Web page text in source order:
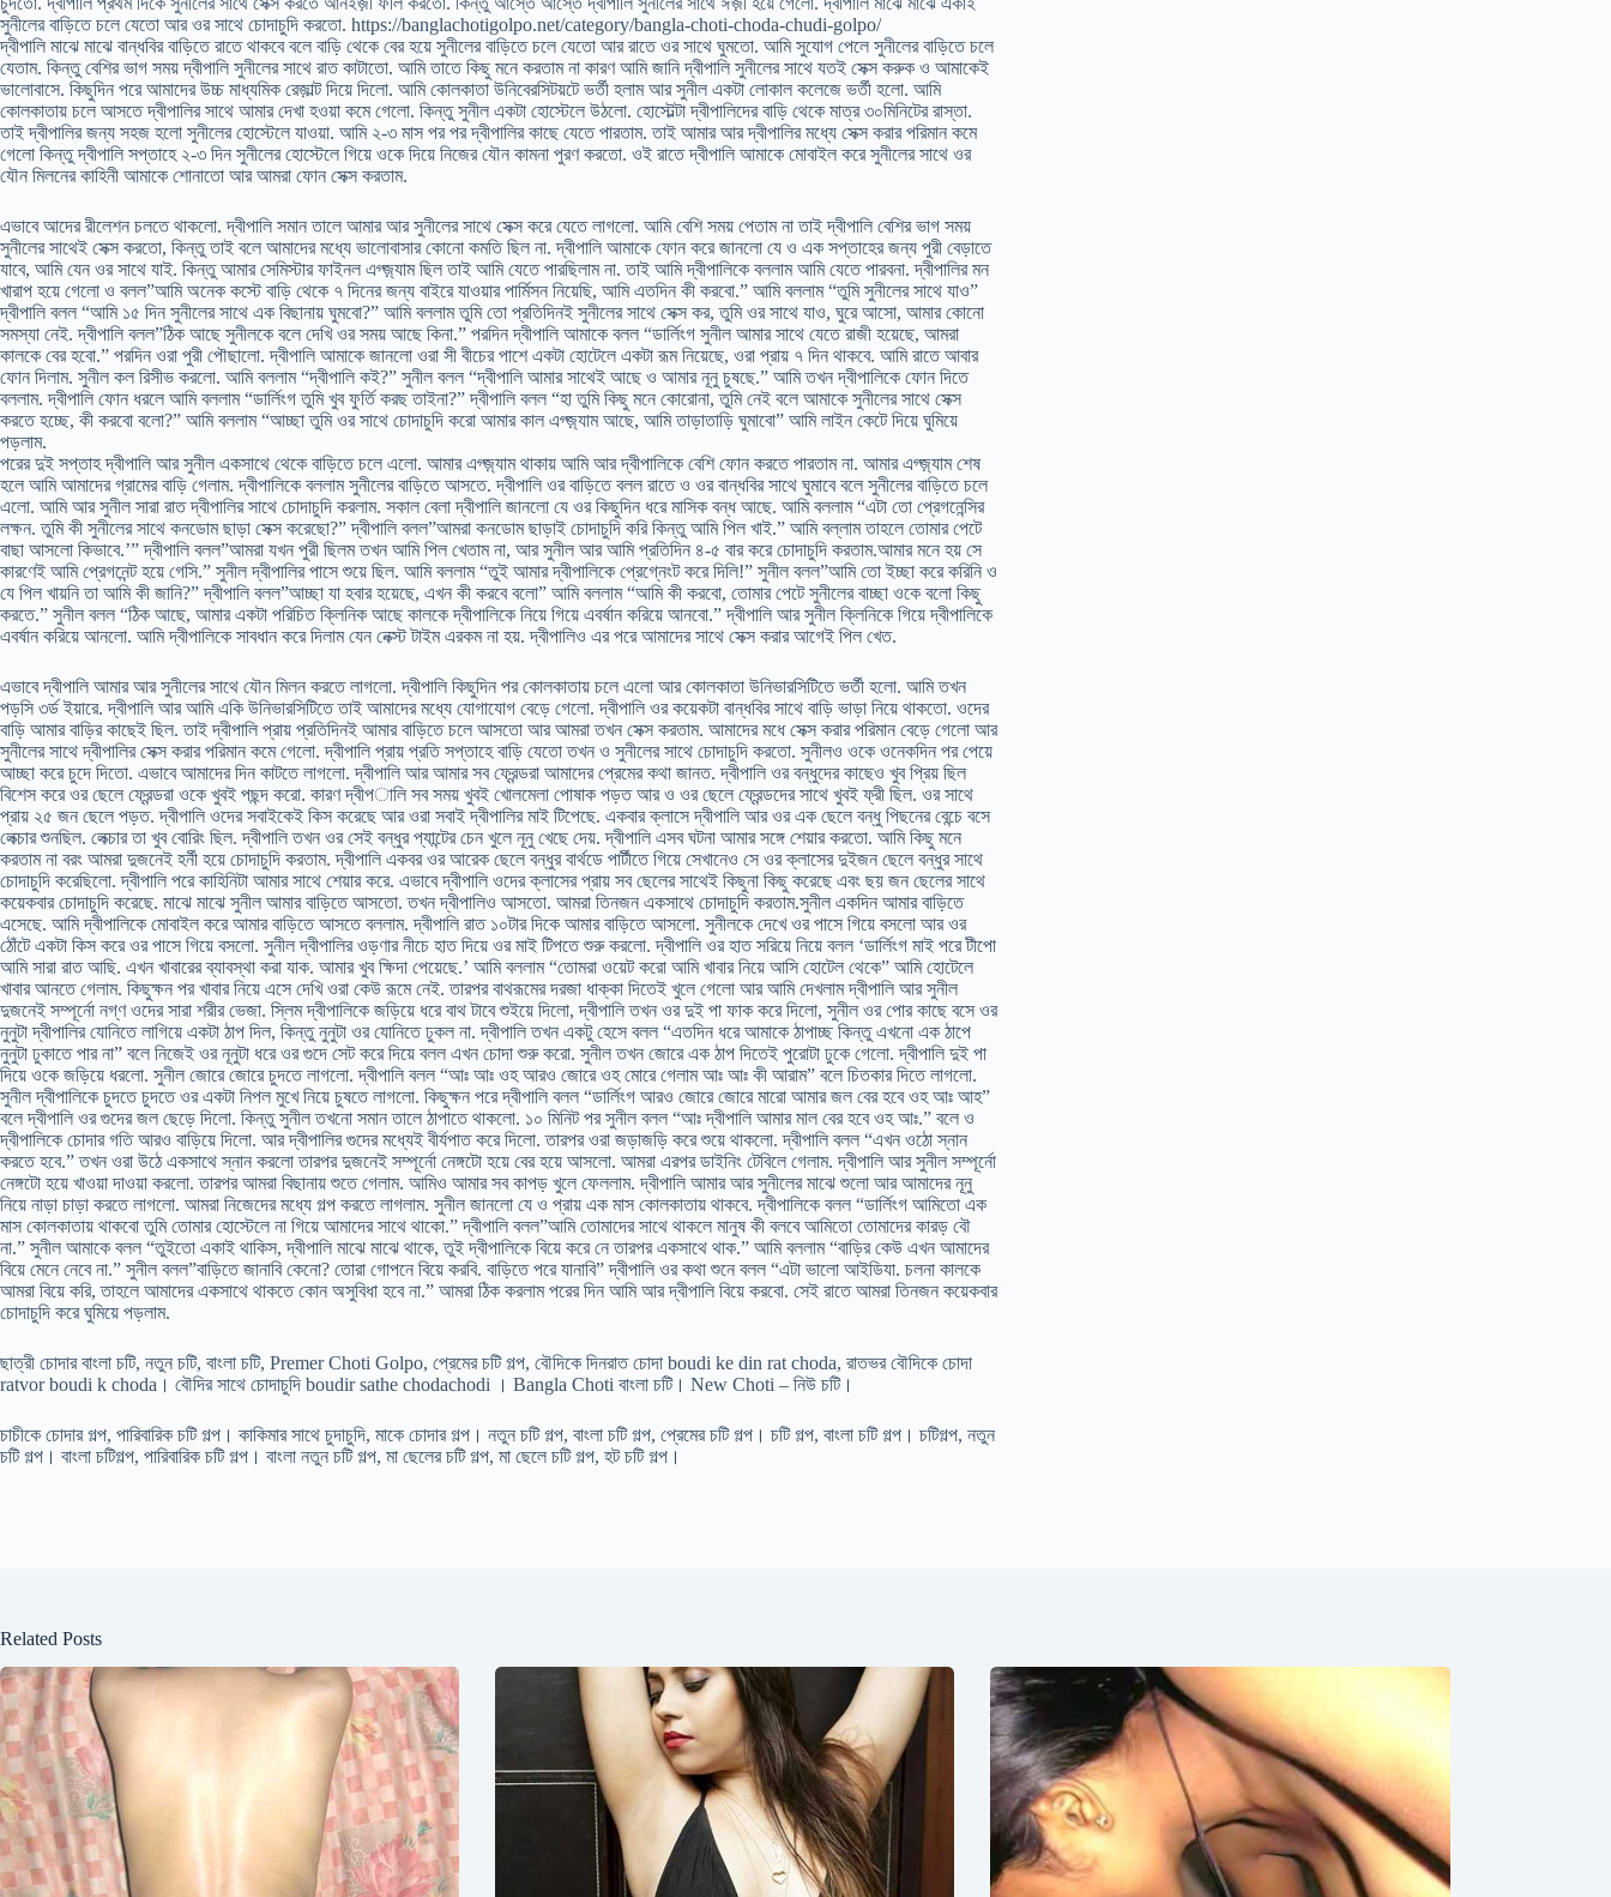
সুনীলের বাড়িতে চলে যেতো আর ওর সাথে চোদাচুদি করতো. https://banglachotigolpo.net/category/bangla-choti-choda-chudi-golpo/
দ্বীপালি মাঝে মাঝে বান্ধবির বাড়িতে রাতে থাকবে বলে বাড়ি থেকে বের হয়ে সুনীলের বাড়িতে চলে যেতো আর রাতে ওর সাথে ঘুমতো. আমি সুযোগ পেলে সুনীলের বাড়িতে চলে
যেতাম. কিন্তু বেশির ভাগ সময় দ্বীপালি সুনীলের সাথে রাত কাটাতো. আমি তাতে কিছু মনে করতাম না কারণ আমি জানি দ্বীপালি সুনীলের সাথে যতই সেক্স করুক ও আমাকেই
ভালোবাসে. কিছুদিন পরে আমাদের উচ্চ মাধ্যমিক রেজ়াল্ট দিয়ে দিলো. আমি কোলকাতা উনিবেরসিটয়টে ভর্তী হলাম আর সুনীল একটা লোকাল কলেজে ভর্তী হলো. আমি
কোলকাতায় চলে আসতে দ্বীপালির সাথে আমার দেখা হওয়া কমে গেলো. কিন্তু সুনীল একটা হোস্টেলে উঠলো. হোস্টেল্টা দ্বীপালিদের বাড়ি থেকে মাত্র ৩০মিনিটের রাস্তা.
তাই দ্বীপালির জন্য সহজ হলো সুনীলের হোস্টেলে যাওয়া. আমি ২-৩ মাস পর পর দ্বীপালির কাছে যেতে পারতাম. তাই আমার আর দ্বীপালির মধ্যে সেক্স করার পরিমান কমে
গেলো কিন্তু দ্বীপালি সপ্তাহে ২-৩ দিন সুনীলের হোস্টেলে গিয়ে ওকে দিয়ে নিজের যৌন কামনা পুরণ করতো. ওই রাতে দ্বীপালি আমাকে মোবাইল করে সুনীলের সাথে ওর
যৌন মিলনের কাহিনী আমাকে শোনাতো আর আমরা ফোন সেক্স করতাম.
এভাবে আদের রীলেশন চলতে থাকলো. দ্বীপালি সমান তালে আমার আর সুনীলের সাথে সেক্স করে যেতে লাগলো. আমি বেশি সময় পেতাম না তাই দ্বীপালি বেশির ভাগ সময়
সুনীলের সাথেই সেক্স করতো, কিন্তু তাই বলে আমাদের মধ্যে ভালোবাসার কোনো কমতি ছিল না. দ্বীপালি আমাকে ফোন করে জানলো যে ও এক সপ্তাহের জন্য পুরী বেড়াতে
যাবে, আমি যেন ওর সাথে যাই. কিন্তু আমার সেমিস্টার ফাইনল এগ্জ়্যাম ছিল তাই আমি যেতে পারছিলাম না. তাই আমি দ্বীপালিকে বললাম আমি যেতে পারবনা. দ্বীপালির মন
খারাপ হয়ে গেলো ও বলল”আমি অনেক কস্টে বাড়ি থেকে ৭ দিনের জন্য বাইরে যাওয়ার পার্মিসন নিয়েছি, আমি এতদিন কী করবো.” আমি বললাম “তুমি সুনীলের সাথে যাও”
দ্বীপালি বলল “আমি ১৫ দিন সুনীলের সাথে এক বিছানায় ঘুমবো?” আমি বললাম তুমি তো প্রতিদিনই সুনীলের সাথে সেক্স কর, তুমি ওর সাথে যাও, ঘুরে আসো, আমার কোনো
সমস্যা নেই. দ্বীপালি বলল”ঠিক আছে সুনীলকে বলে দেখি ওর সময় আছে কিনা.” পরদিন দ্বীপালি আমাকে বলল “ডার্লিংগ সুনীল আমার সাথে যেতে রাজী হয়েছে, আমরা
কালকে বের হবো.” পরদিন ওরা পুরী পৌছালো. দ্বীপালি আমাকে জানলো ওরা সী বীচের পাশে একটা হোটেলে একটা রূম নিয়েছে, ওরা প্রায় ৭ দিন থাকবে. আমি রাতে আবার
ফোন দিলাম. সুনীল কল রিসীভ করলো. আমি বললাম “দ্বীপালি কই?” সুনীল বলল “দ্বীপালি আমার সাথেই আছে ও আমার নূনু চুষছে.” আমি তখন দ্বীপালিকে ফোন দিতে
বললাম. দ্বীপালি ফোন ধরলে আমি বললাম “ডার্লিংগ তুমি খুব ফুর্তি করছ তাইনা?” দ্বীপালি বলল “হা তুমি কিছু মনে কোরোনা, তুমি নেই বলে আমাকে সুনীলের সাথে সেক্স
করতে হচ্ছে, কী করবো বলো?” আমি বললাম “আচ্ছা তুমি ওর সাথে চোদাচুদি করো আমার কাল এগ্জ়্যাম আছে, আমি তাড়াতাড়ি ঘুমাবো” আমি লাইন কেটে দিয়ে ঘুমিয়ে
পড়লাম.
পরের দুই সপ্তাহ দ্বীপালি আর সুনীল একসাথে থেকে বাড়িতে চলে এলো. আমার এগ্জ়্যাম থাকায় আমি আর দ্বীপালিকে বেশি ফোন করতে পারতাম না. আমার এগ্জ়্যাম শেষ
হলে আমি আমাদের গ্রামের বাড়ি গেলাম. দ্বীপালিকে বললাম সুনীলের বাড়িতে আসতে. দ্বীপালি ওর বাড়িতে বলল রাতে ও ওর বান্ধবির সাথে ঘুমাবে বলে সুনীলের বাড়িতে চলে
এলো. আমি আর সুনীল সারা রাত দ্বীপালির সাথে চোদাচুদি করলাম. সকাল বেলা দ্বীপালি জানলো যে ওর কিছুদিন ধরে মাসিক বন্ধ আছে. আমি বললাম “এটা তো প্রেগনেন্সির
লক্ষন. তুমি কী সুনীলের সাথে কনডোম ছাড়া সেক্স করেছো?” দ্বীপালি বলল”আমরা কনডোম ছাড়াই চোদাচুদি করি কিন্তু আমি পিল খাই.” আমি বল্লাম তাহলে তোমার পেটে
বাছা আসলো কিভাবে.’” দ্বীপালি বলল”আমরা যখন পুরী ছিলম তখন আমি পিল খেতাম না, আর সুনীল আর আমি প্রতিদিন ৪-৫ বার করে চোদাচুদি করতাম.আমার মনে হয় সে
কারণেই আমি প্রেগনেন্ট হয়ে গেসি.” সুনীল দ্বীপালির পাসে শুয়ে ছিল. আমি বললাম “তুই আমার দ্বীপালিকে প্রেগ্নেংট করে দিলি!” সুনীল বলল”আমি তো ইচ্ছা করে করিনি ও
যে পিল খায়নি তা আমি কী জানি?” দ্বীপালি বলল”আচ্ছা যা হবার হয়েছে, এখন কী করবে বলো” আমি বললাম “আমি কী করবো, তোমার পেটে সুনীলের বাচ্ছা ওকে বলো কিছু
করতে.” সুনীল বলল “ঠিক আছে, আমার একটা পরিচিত ক্লিনিক আছে কালকে দ্বীপালিকে নিয়ে গিয়ে এবর্ষান করিয়ে আনবো.” দ্বীপালি আর সুনীল ক্লিনিকে গিয়ে দ্বীপালিকে
এবর্ষান করিয়ে আনলো. আমি দ্বীপালিকে সাবধান করে দিলাম যেন নেক্স্ট টাইম এরকম না হয়. দ্বীপালিও এর পরে আমাদের সাথে সেক্স করার আগেই পিল খেত.
এভাবে দ্বীপালি আমার আর সুনীলের সাথে যৌন মিলন করতে লাগলো. দ্বীপালি কিছুদিন পর কোলকাতায় চলে এলো আর কোলকাতা উনিভারসিটিতে ভর্তী হলো. আমি তখন
পড়সি ৩র্ড ইয়ারে. দ্বীপালি আর আমি একি উনিভারসিটিতে তাই আমাদের মধ্যে যোগাযোগ বেড়ে গেলো. দ্বীপালি ওর কয়েকটা বান্ধবির সাথে বাড়ি ভাড়া নিয়ে থাকতো. ওদের
বাড়ি আমার বাড়ির কাছেই ছিল. তাই দ্বীপালি প্রায় প্রতিদিনই আমার বাড়িতে চলে আসতো আর আমরা তখন সেক্স করতাম. আমাদের মধে সেক্স করার পরিমান বেড়ে গেলো আর
সুনীলের সাথে দ্বীপালির সেক্স করার পরিমান কমে গেলো. দ্বীপালি প্রায় প্রতি সপ্তাহে বাড়ি যেতো তখন ও সুনীলের সাথে চোদাচুদি করতো. সুনীলও ওকে ওনেকদিন পর পেয়ে
আচ্ছা করে চুদে দিতো. এভাবে আমাদের দিন কাটতে লাগলো. দ্বীপালি আর আমার সব ফ্রেন্ডরা আমাদের প্রেমের কথা জানত. দ্বীপালি ওর বন্ধুদের কাছেও খুব প্রিয় ছিল
বিশেস করে ওর ছেলে ফ্রেন্ডরা ওকে খুবই পছন্দ করো. কারণ দ্বীপালি সব সময় খুবই খোলমেলা পোষাক পড়ত আর ও ওর ছেলে ফ্রেন্ডদের সাথে খুবই ফ্রী ছিল. ওর সাথে
প্রায় ২৫ জন ছেলে পড়ত. দ্বীপালি ওদের সবাইকেই কিস করেছে আর ওরা সবাই দ্বীপালির মাই টিপেছে. একবার ক্লাসে দ্বীপালি আর ওর এক ছেলে বন্ধু পিছনের বেন্চে বসে
লেক্চার শুনছিল. লেক্চার তা খুব বোরিং ছিল. দ্বীপালি তখন ওর সেই বন্ধুর প্যান্টের চেন খুলে নূনু খেছে দেয়. দ্বীপালি এসব ঘটনা আমার সঙ্গে শেয়ার করতো. আমি কিছু মনে
করতাম না বরং আমরা দুজনেই হর্নী হয়ে চোদাচুদি করতাম. দ্বীপালি একবর ওর আরেক ছেলে বন্ধুর বার্থডে পার্টীতে গিয়ে সেখানেও সে ওর ক্লাসের দুইজন ছেলে বন্ধুর সাথে
চোদাচুদি করেছিলো. দ্বীপালি পরে কাহিনিটা আমার সাথে শেয়ার করে. এভাবে দ্বীপালি ওদের ক্লাসের প্রায় সব ছেলের সাথেই কিছুনা কিছু করেছে এবং ছয় জন ছেলের সাথে
কয়েকবার চোদাচুদি করেছে. মাঝে মাঝে সুনীল আমার বাড়িতে আসতো. তখন দ্বীপালিও আসতো. আমরা তিনজন একসাথে চোদাচুদি করতাম.সুনীল একদিন আমার বাড়িতে
এসেছে. আমি দ্বীপালিকে মোবাইল করে আমার বাড়িতে আসতে বললাম. দ্বীপালি রাত ১০টার দিকে আমার বাড়িতে আসলো. সুনীলকে দেখে ওর পাসে গিয়ে বসলো আর ওর
ঠোঁটে একটা কিস করে ওর পাসে গিয়ে বসলো. সুনীল দ্বীপালির ওড়ণার নীচে হাত দিয়ে ওর মাই টিপতে শুরু করলো. দ্বীপালি ওর হাত সরিয়ে নিয়ে বলল ‘ডার্লিংগ মাই পরে টীপো
আমি সারা রাত আছি. এখন খাবারের ব্যাবস্থা করা যাক. আমার খুব ক্ষিদা পেয়েছে.’ আমি বললাম “তোমরা ওয়েট করো আমি খাবার নিয়ে আসি হোটেল থেকে” আমি হোটেলে
খাবার আনতে গেলাম. কিছুক্ষন পর খাবার নিয়ে এসে দেখি ওরা কেউ রূমে নেই. তারপর বাথরূমের দরজা ধাক্কা দিতেই খুলে গেলো আর আমি দেখলাম দ্বীপালি আর সুনীল
দুজনেই সম্পূর্নো নগ্ণ ওদের সারা শরীর ভেজা. স্লিম দ্বীপালিকে জড়িয়ে ধরে বাথ টাবে শুইয়ে দিলো, দ্বীপালি তখন ওর দুই পা ফাক করে দিলো, সুনীল ওর পাের কাছে বসে ওর
নুনুটা দ্বীপালির যোনিতে লাগিয়ে একটা ঠাপ দিল, কিন্তু নুনুটা ওর যোনিতে ঢুকল না. দ্বীপালি তখন একটু হেসে বলল “এতদিন ধরে আমাকে ঠাপাচ্ছ কিন্তু এখনো এক ঠাপে
নুনুটা ঢুকাতে পার না” বলে নিজেই ওর নূনুটা ধরে ওর গুদে সেট করে দিয়ে বলল এখন চোদা শুরু করো. সুনীল তখন জোরে এক ঠাপ দিতেই পুরোটা ঢুকে গেলো. দ্বীপালি দুই পা
দিয়ে ওকে জড়িয়ে ধরলো. সুনীল জোরে জোরে চুদতে লাগলো. দ্বীপালি বলল “আঃ আঃ ওহ আরও জোরে ওহ মোরে গেলাম আঃ আঃ কী আরাম” বলে চিতকার দিতে লাগলো.
সুনীল দ্বীপালিকে চুদতে চুদতে ওর একটা নিপল মুখে নিয়ে চুষতে লাগলো. কিছুক্ষন পরে দ্বীপালি বলল “ডার্লিংগ আরও জোরে জোরে মারো আমার জল বের হবে ওহ আঃ আহ”
বলে দ্বীপালি ওর গুদের জল ছেড়ে দিলো. কিন্তু সুনীল তখনো সমান তালে ঠাপাতে থাকলো. ১০ মিনিট পর সুনীল বলল “আঃ দ্বীপালি আমার মাল বের হবে ওহ আঃ.” বলে ও
দ্বীপালিকে চোদার গতি আরও বাড়িয়ে দিলো. আর দ্বীপালির গুদের মধ্যেই বীর্যপাত করে দিলো. তারপর ওরা জড়াজড়ি করে শুয়ে থাকলো. দ্বীপালি বলল “এখন ওঠো স্নান
করতে হবে.” তখন ওরা উঠে একসাথে স্নান করলো তারপর দুজনেই সম্পূর্নো নেঙ্গটো হয়ে বের হয়ে আসলো. আমরা এরপর ডাইনিং টেবিলে গেলাম. দ্বীপালি আর সুনীল সম্পূর্নো
নেঙ্গটো হয়ে খাওয়া দাওয়া করলো. তারপর আমরা বিছানায় শুতে গেলাম. আমিও আমার সব কাপড় খুলে ফেললাম. দ্বীপালি আমার আর সুনীলের মাঝে শুলো আর আমাদের নূনু
নিয়ে নাড়া চাড়া করতে লাগলো. আমরা নিজেদের মধ্যে গল্প করতে লাগলাম. সুনীল জানলো যে ও প্রায় এক মাস কোলকাতায় থাকবে. দ্বীপালিকে বলল “ডার্লিংগ আমিতো এক
মাস কোলকাতায় থাকবো তুমি তোমার হোস্টেলে না গিয়ে আমাদের সাথে থাকো.” দ্বীপালি বলল”আমি তোমাদের সাথে থাকলে মানুষ কী বলবে আমিতো তোমাদের কারড় বৌ
না.” সুনীল আমাকে বলল “তুইতো একাই থাকিস, দ্বীপালি মাঝে মাঝে থাকে, তুই দ্বীপালিকে বিয়ে করে নে তারপর একসাথে থাক.” আমি বললাম “বাড়ির কেউ এখন আমাদের
বিয়ে মেনে নেবে না.” সুনীল বলল”বাড়িতে জানাবি কেনো? তোরা গোপনে বিয়ে করবি. বাড়িতে পরে যানাবি” দ্বীপালি ওর কথা শুনে বলল “এটা ভালো আইডিযা. চলনা কালকে
আমরা বিয়ে করি, তাহলে আমাদের একসাথে থাকতে কোন অসুবিধা হবে না.” আমরা ঠিক করলাম পরের দিন আমি আর দ্বীপালি বিয়ে করবো. সেই রাতে আমরা তিনজন কয়েকবার
চোদাচুদি করে ঘুমিয়ে পড়লাম.
ছাত্রী চোদার বাংলা চটি, নতুন চটি, বাংলা চটি, Premer Choti Golpo, প্রেমের চটি গল্প, বৌদিকে দিনরাত চোদা boudi ke din rat choda, রাতভর বৌদিকে চোদা
ratvor boudi k choda। বৌদির সাথে চোদাচুদি boudir sathe chodachodi । Bangla Choti বাংলা চটি। New Choti – নিউ চটি।
চাচীকে চোদার গল্প, পারিবারিক চটি গল্প। কাকিমার সাথে চুদাচুদি, মাকে চোদার গল্প। নতুন চটি গল্প, বাংলা চটি গল্প, প্রেমের চটি গল্প। চটি গল্প, বাংলা চটি গল্প। চটিগল্প, নতুন
চটি গল্প। বাংলা চটিগল্প, পারিবারিক চটি গল্প। বাংলা নতুন চটি গল্প, মা ছেলের চটি গল্প, মা ছেলে চটি গল্প, হট চটি গল্প।
Related Posts